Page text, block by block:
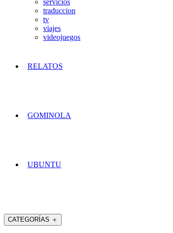
servicios
traduccion
tv
viajes
videojuegos
RELATOS
GOMINOLA
UBUNTU
CATEGORÍAS ＋